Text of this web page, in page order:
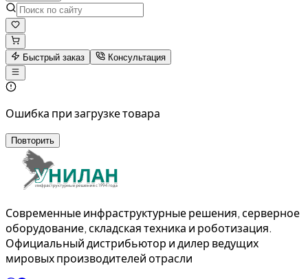
Быстрый заказ Консультация
Ошибка при загрузке товара
Повторить
Современные инфраструктурные решения, серверное
оборудование, складская техника и роботизация.
Официальный дистрибьютор и дилер ведущих
мировых производителей отрасли